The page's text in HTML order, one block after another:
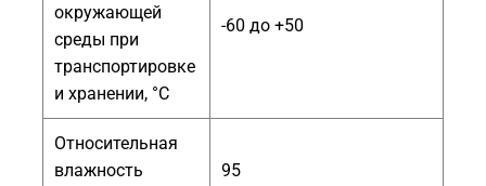
окружающей
среды при
транспортировке
и хранении, °С
-60 до +50
Относительная
влажность
95